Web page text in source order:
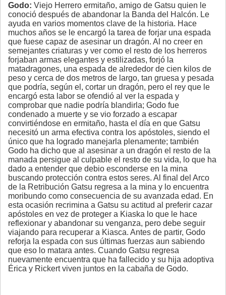
Godo: Viejo Herrero ermitaño, amigo de Gatsu quien le
conoció después de abandonar la Banda del Halcón. Le
ayuda en varios momentos clave de la historia. Hace
muchos años se le encargó la tarea de forjar una espada
que fuese capaz de asesinar un dragón. Al no creer en
semejantes criaturas y ver como el resto de los herreros
forjaban armas elegantes y estilizadas, forjó la
matadragones, una espada de alrededor de cien kilos de
peso y cerca de dos metros de largo, tan gruesa y pesada
que podría, según el, cortar un dragón, pero el rey que le
encargó esta labor se ofendió al ver la espada y
comprobar que nadie podría blandirla; Godo fue
condenado a muerte y se vio forzado a escapar
convirtiéndose en ermitaño, hasta el día en que Gatsu
necesitó un arma efectiva contra los apóstoles, siendo el
único que ha logrado manejarla plenamente; también
Godo ha dicho que al asesinar a un dragón el resto de la
manada persigue al culpable el resto de su vida, lo que ha
dado a entender que debio esconderse en la mina
buscando protección contra estos seres. Al final del Arco
de la Retribución Gatsu regresa a la mina y lo encuentra
moribundo como consecuencia de su avanzada edad. En
esta ocasión recrimina a Gatsu su actitud al preferir cazar
apóstoles en vez de proteger a Kiaska lo que le hace
reflexionar y abandonar su venganza, pero debe seguir
viajando para recuperar a Kiasca. Antes de partir, Godo
reforja la espada con sus últimas fuerzas aun sabiendo
que eso lo matara antes. Cuando Gatsu regresa
nuevamente encuentra que ha fallecido y su hija adoptiva
Érica y Rickert viven juntos en la cabaña de Godo.